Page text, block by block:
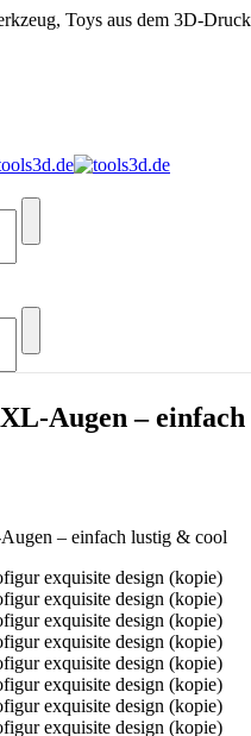
Toys aus dem 3D-
Augen –
– einfach lustig & cool